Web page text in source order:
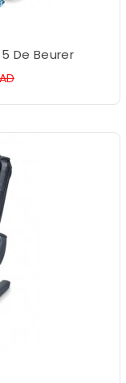
De Beurer
Prix